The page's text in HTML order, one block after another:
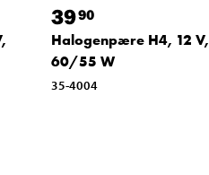
3990
Halogenpære H4, 12 V,
60/55 W
35-4004